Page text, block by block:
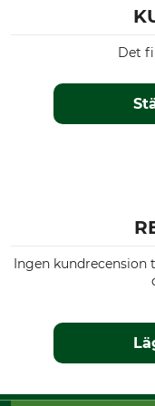
Oeko-Tex
Det
Ingen